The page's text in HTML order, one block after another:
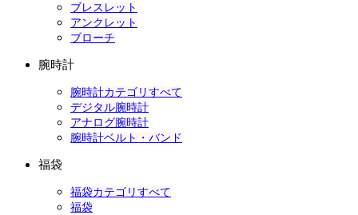
ブレスレット
アンクレット
ブローチ
腕時計
腕時計カテゴリすべて
デジタル腕時計
アナログ腕時計
腕時計ベルト・バンド
福袋
福袋カテゴリすべて
福袋